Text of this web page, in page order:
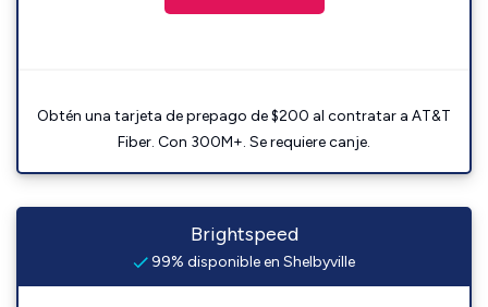
Obtén una tarjeta de prepago de $200 al contratar a AT&T
Fiber. Con 300M+. Se requiere canje.
Brightspeed
99% disponible en Shelbyville